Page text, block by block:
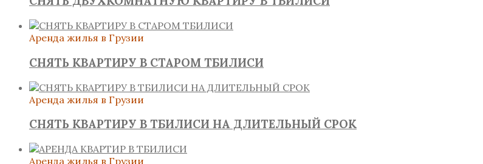
Аренда жилья в Грузии
СНЯТЬ КВАРТИРУ В СТАРОМ ТБИЛИСИ
Аренда жилья в Грузии
СНЯТЬ КВАРТИРУ В ТБИЛИСИ НА ДЛИТЕЛЬНЫЙ СРОК
Аренда жилья в Грузии